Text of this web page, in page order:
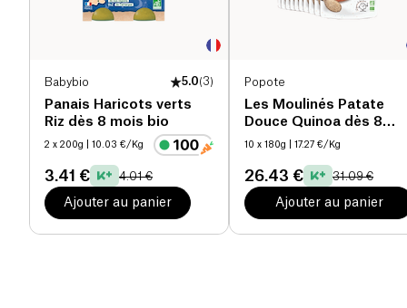
Babybio 5.0(3)
Panais Haricots verts
Riz dès 8 mois bio
2 x 200g | 10.03 €/Kg
3.41 € 4.01 €
Ajouter au panier
Popote
Les Moulinés Patate
Douce Quinoa dès 8
mois bio
10 x 180g | 17.27 €/Kg
26.43 € 31.09 €
Ajouter au panier